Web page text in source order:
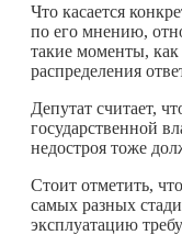
Что касается
по его мнению,
такие моменты, как
распределения
Депутат считает,
государственной
недостроя тоже
Стоит отметить,
самых разных
эксплуатацию